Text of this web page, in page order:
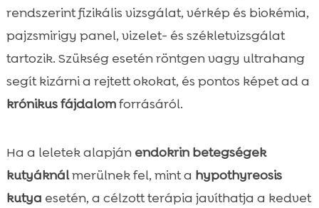
rendszerint fizikális vizsgálat, vérkép és biokémia,
pajzsmirigy panel, vizelet- és székletvizsgálat
tartozik. Szükség esetén röntgen vagy ultrahang
segít kizárni a rejtett okokat, és pontos képet ad a
krónikus fájdalomforrásáról.
Ha a leletek alapján endokrin betegségek
kutyáknálmerülnek fel, mint a hypothyreosis
kutya esetén, a célzott terápia javíthatja a kedvet